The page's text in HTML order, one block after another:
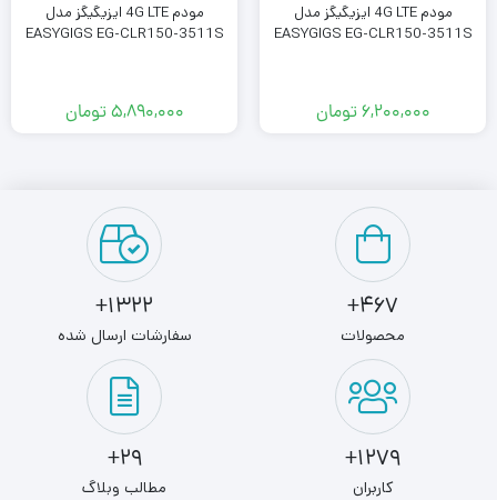
مودم 4G LTE ایزیگیگز مدل
EASYGIGS EG-CLR150-3511S
۶,۲۰۰,۰۰۰تومان
مودم 4G LTE ایزیگیگز مدل
EASYGIGS EG-CLR150-3511S
۵,۸۹۰,۰۰۰تومان
467+
محصولات
1322+
سفارشات ارسال شده
1279+
کاربران
29+
مطالب وبلاگ